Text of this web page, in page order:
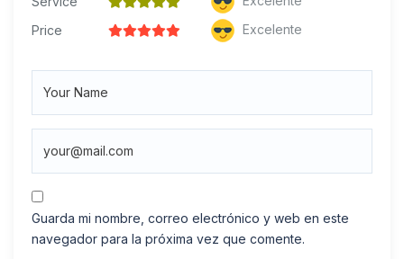
Price
Excelente
Guarda mi nombre, correo electrónico y web en este
navegador para la próxima vez que comente.